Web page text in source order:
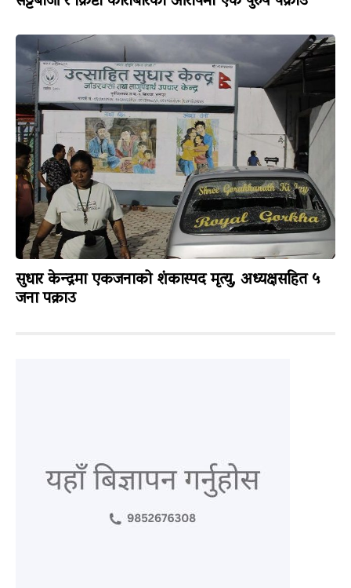
सुधार केन्द्रमा एकजनाको शंकास्पद मृत्यु, अध्यक्षसहित ५
जना पक्राउ